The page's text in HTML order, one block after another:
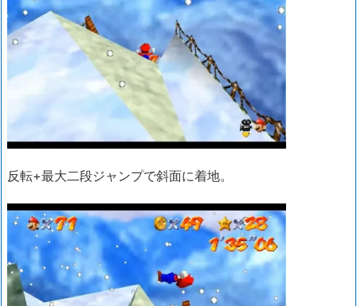
反転+最大二段ジャンプで斜面に着地。